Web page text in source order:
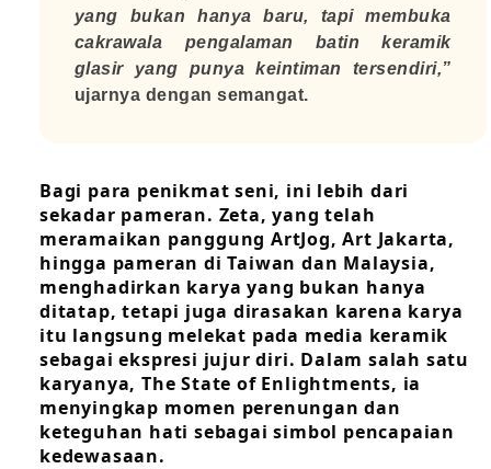
yang bukan hanya baru, tapi membuka
cakrawala pengalaman batin keramik
glasir yang punya keintiman tersendiri,”
ujarnya dengan semangat.
Bagi para penikmat seni, ini lebih dari
sekadar pameran. Zeta, yang telah
meramaikan panggung ArtJog, Art Jakarta,
hingga pameran di Taiwan dan Malaysia,
menghadirkan karya yang bukan hanya
ditatap, tetapi juga dirasakan karena karya
itu langsung melekat pada media keramik
sebagai ekspresi jujur diri. Dalam salah satu
karyanya, The State of Enlightments, ia
menyingkap momen perenungan dan
keteguhan hati sebagai simbol pencapaian
kedewasaan.